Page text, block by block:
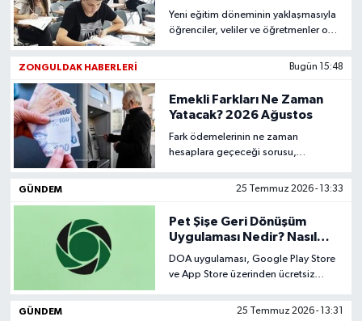
geçen birkaç dakikalık doğa
mucizesini yaşamak için kıtalar aşıyor.
Yeni eğitim döneminin yaklaşmasıyla
öğrenciler, veliler ve öğretmenler okul
etmeye başladı. Takvim kamuoyuyla
ZONGULDAK HABERLERI Bugün 15:48
Emekli Farkları Ne Zaman
Yatacak? 2026 Ağustos
Fark ödemelerinin ne zaman
hesaplara geçeceği sorusu,
yayımlanmasıyla birlikte gündemin en
rakamı üzerinden alan emekliler için
söz konusu tarihin ne olacağı
sorgulanırken SGK'nın açıklamasıyla
beklenti sona erdi.
GÜNDEM 25 Temmuz 2026 - 13:33
Pet Şişe Geri Dönüşüm
Uygulaması Nedir? Nasıl
İndirilir?
DOA uygulaması, Google Play Store
ve App Store üzerinden ücretsiz
ardından telefon numarasıyla kayıt
GÜNDEM 25 Temmuz 2026 - 13:31